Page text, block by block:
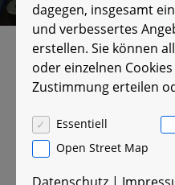
Sie sind hier: Start
de­nen Aus­füh­run­gen
schie­de­nen
dagegen, insgesamt
und verbessertes
erstellen. Sie können
oder einzelnen
Zustimmung erteilen
Essentiell
Open Street Map